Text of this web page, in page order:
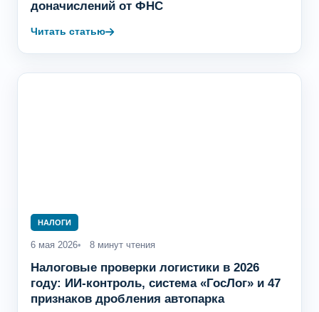
доначислений от ФНС
Читать статью
НАЛОГИ
6 мая 2026 8 минут чтения
Налоговые проверки логистики в 2026
году: ИИ-контроль, система «ГосЛог» и 47
признаков дробления автопарка